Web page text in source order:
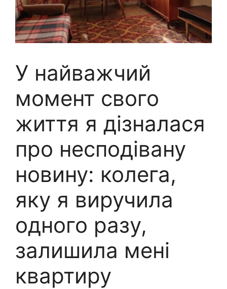
У найважчий
момент свого
життя я дізналася
про несподівану
новину: колега,
яку я виручила
одного разу,
залишила мені
квартиру